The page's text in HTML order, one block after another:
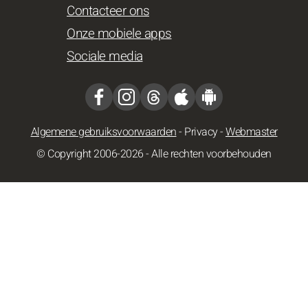
Contacteer ons
Onze mobiele apps
Sociale media
Algemene gebruiksvoorwaarden- Privacy-Webmaster
© Copyright 2006-2026 - Alle rechten voorbehouden